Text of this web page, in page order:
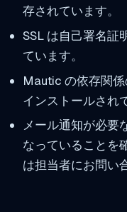
存されています。
SSL は自己署名証
ています。
Mautic の依存関
インストールされ
メール通知が必要
なっていることを
は担当者にお問い